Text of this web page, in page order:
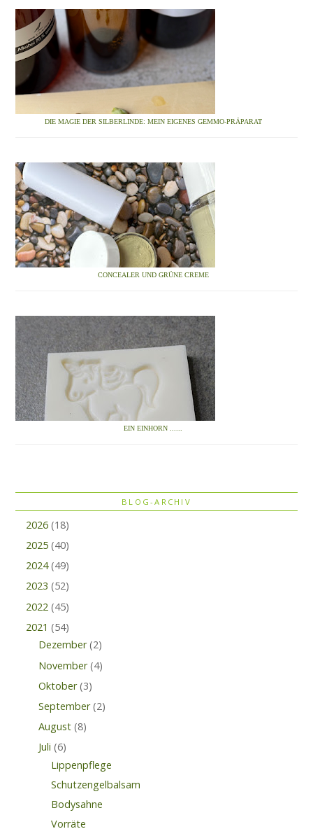
DIE MAGIE DER SILBERLINDE: MEIN EIGENES GEMMO-PRÄPARAT
CONCEALER UND GRÜNE CREME
EIN EINHORN ......
BLOG-ARCHIV
2026 (18)
2025 (40)
2024 (49)
2023 (52)
2022 (45)
2021 (54)
Dezember (2)
November (4)
Oktober (3)
September (2)
August (8)
Juli (6)
Lippenpflege
Schutzengelbalsam
Bodysahne
Vorräte